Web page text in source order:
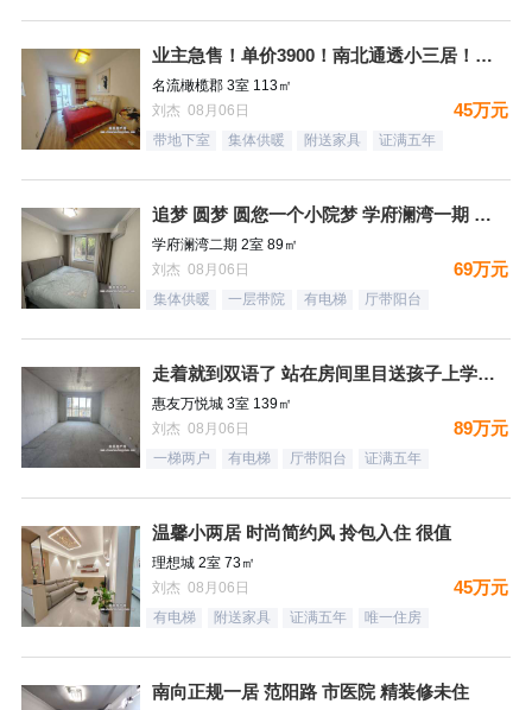
业主急售！单价3900！南北通透小三居！月供1500，结束租
名流橄榄郡 3室 113㎡
刘杰 08月06日
45万元
带地下室 集体供暖 附送家具 证满五年
追梦 圆梦 圆您一个小院梦 学府澜湾一期 一层带小院
学府澜湾二期 2室 89㎡
刘杰 08月06日
69万元
集体供暖 一层带院 有电梯 厅带阳台
走着就到双语了 站在房间里目送孩子上学是一件多么幸福的事情
惠友万悦城 3室 139㎡
刘杰 08月06日
89万元
一梯两户 有电梯 厅带阳台 证满五年
温馨小两居 时尚简约风 拎包入住 很值
理想城 2室 73㎡
刘杰 08月06日
45万元
有电梯 附送家具 证满五年 唯一住房
南向正规一居 范阳路 市医院 精装修未住